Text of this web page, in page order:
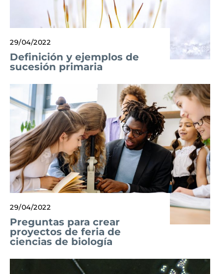
29/04/2022
Definición y ejemplos de
sucesión primaria
29/04/2022
Preguntas para crear
proyectos de feria de
ciencias de biología